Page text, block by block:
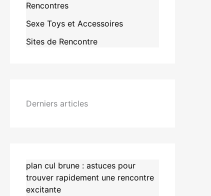
Rencontres
Sexe Toys et Accessoires
Sites de Rencontre
Derniers articles
plan cul brune : astuces pour
trouver rapidement une rencontre
excitante